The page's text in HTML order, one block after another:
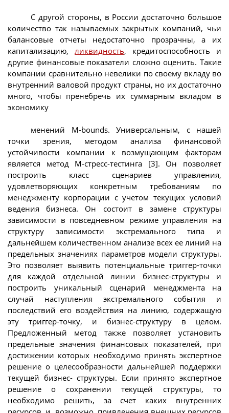
С другой стороны, в России достаточно большое
количество так называемых закрытых компаний, чьи
балансовые отчеты недостаточно прозрачны, а их
капитализацию, ликвидность, кредитоспособность и
другие финансовые показатели сложно оценить. Такие
компании сравнительно невелики по своему вкладу во
внутренний валовой продукт страны, но их достаточно
много, чтобы пренебречь их суммарным вкладом в
экономику
менений M-bounds. Универсальным, с нашей
точки зрения, методом анализа финансовой
устойчивости компании к возмущающим факторам
является метод М-стресс-тестинга [3]. Он позволяет
построить класс сценариев управления,
удовлетворяющих конкретным требованиям по
менеджменту корпорации с учетом текущих условий
ведения бизнеса. Он состоит в замене структуры
зависимости в повседневном режиме управления на
структуру зависимости экстремального типа и
дальнейшем количественном анализе всех ее линий на
предельных значениях параметров модели структуры.
Это позволяет выявить потенциальные триггер-точки
для каждой отдельной линии бизнес-структуры и
построить уникальный сценарий менеджмента на
случай наступления экстремального события и
последствий его воздействия на линию, содержащую
эту триггер-точку, и бизнес-структуру в целом.
Предложенный метод также позволяет установить
предельные значения финансовых показателей, при
достижении которых необходимо принять экспертное
решение о целесообразности дальнейшей поддержки
текущей бизнес- структуры. Если принято экспертное
решение о сохранении текущей структуры, то
необходимо решить, за счет каких внутренних